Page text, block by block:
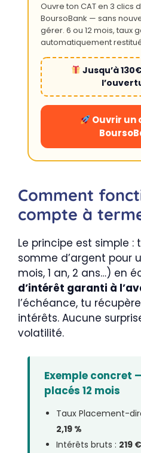
Ouvre ton CAT en 3 clics
BoursoBank — sans
gérer. 6 ou 12 mois, taux
automatiquement
Jusqu’à
Ouvrir un
Comment
compte à
Le principe est simple :
somme d’argent pour
mois, 1 an, 2 ans…) en
d’intérêt garanti à
l’échéance, tu
intérêts. Aucune
volatilité.
Exemple concret
placés 12 mois
Taux Placement-
2,19 %
Intérêts bruts : 219 €